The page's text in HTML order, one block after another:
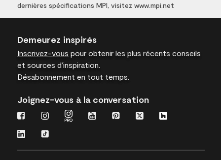
dernières spécifications MPI, visitez www.mpi.net
Demeurez inspirés
Inscrivez-vous pour obtenir les plus récents conseils
et sources d’inspiration.
Désabonnement en tout temps.
Joignez-vous à la conversation